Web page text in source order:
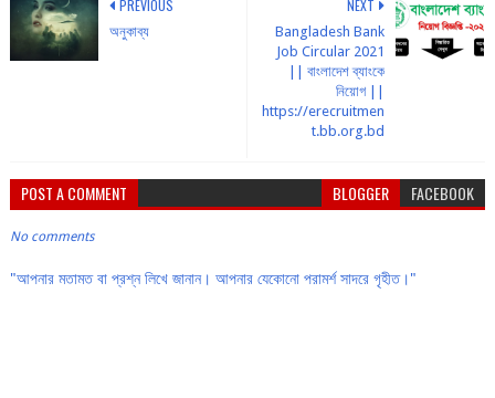
NEXT
Bangladesh Bank
Job Circular 2021
|| বাংলাদেশ ব্যাংকে
নিয়োগ ||
https://erecruitmen
t.bb.org.bd
PREVIOUS
অনুকাব্য
POST A COMMENT BLOGGER FACEBOOK
No comments
"আপনার মতামত বা প্রশ্ন লিখে জানান। আপনার যেকোনো পরামর্শ সাদরে গৃহীত।"